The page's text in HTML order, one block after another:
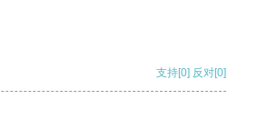
支持[0] 反对[0]